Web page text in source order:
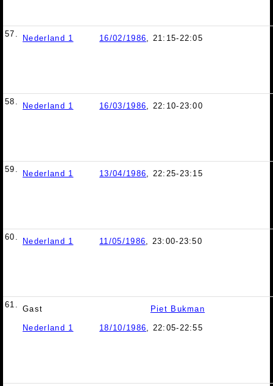
57. Nederland 1 16/02/1986, 21:15-22:05
58. Nederland 1 16/03/1986, 22:10-23:00
59. Nederland 1 13/04/1986, 22:25-23:15
60. Nederland 1 11/05/1986, 23:00-23:50
61. Gast Piet Bukman
Nederland 1 18/10/1986, 22:05-22:55